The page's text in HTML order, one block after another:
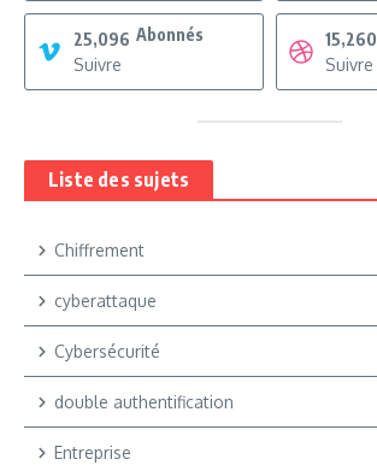
25,096 Abonnés
Suivre
15,260
Suivre
Liste des sujets
Chiffrement
cyberattaque
Cybersécurité
double authentification
Entreprise